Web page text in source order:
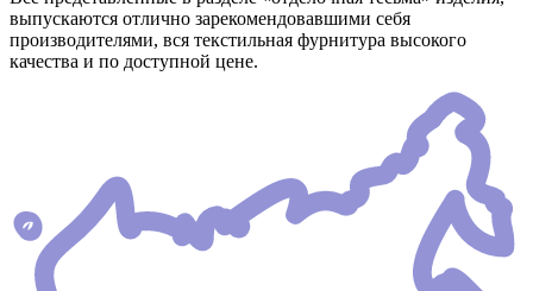
выпускаются отлично зарекомендовавшими себя
производителями, вся текстильная фурнитура высокого
качества и по доступной цене.